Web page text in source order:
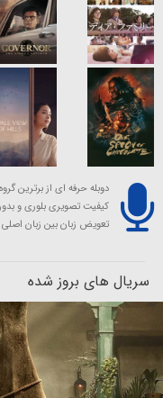
دوبله حرفه ای از برترین
کیفیت تصویری بلوری و
تعویض زبان بین زبان اصلی
سریال های بروز شده